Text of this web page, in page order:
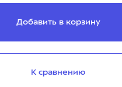
Добавить в корзину
К сравнению